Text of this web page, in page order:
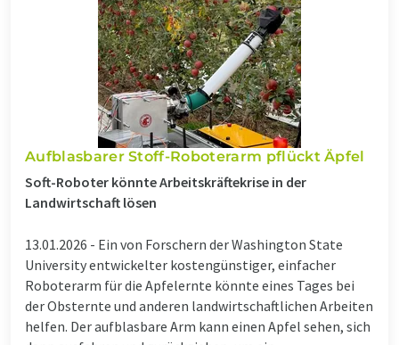
Aufblasbarer Stoff-Roboterarm pflückt Äpfel
Soft-Roboter könnte Arbeitskräftekrise in der
Landwirtschaft lösen
13.01.2026 - Ein von Forschern der Washington State
University entwickelter kostengünstiger, einfacher
Roboterarm für die Apfelernte könnte eines Tages bei
der Obsternte und anderen landwirtschaftlichen Arbeiten
helfen. Der aufblasbare Arm kann einen Apfel sehen, sich